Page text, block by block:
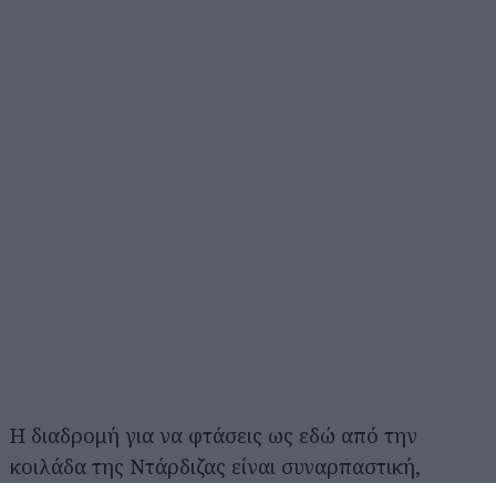
Η διαδρομή για να φτάσεις ως εδώ από την
κοιλάδα της Ντάρδιζας είναι συναρπαστική,